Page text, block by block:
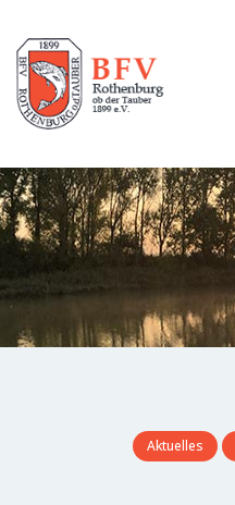
Aktuelles